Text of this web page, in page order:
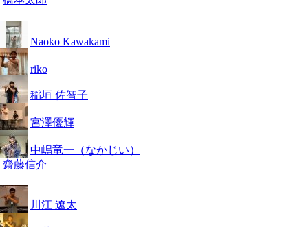
Naoko Kawakami
riko
稲垣 佐智子
宮澤優輝
中嶋竜一（なかじい）
齋藤信介
川江 遼太